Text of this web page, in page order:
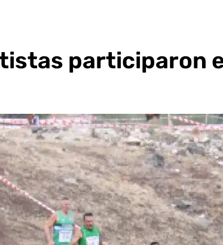
participaron